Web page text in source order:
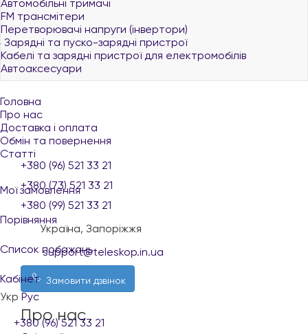
Автомобільні тримачі
FM трансмітери
Перетворювачі напруги (інвертори)
Зарядні та пуско-зарядні пристрої
Кабелі та зарядні пристрої для електромобілів
Автоаксесуари
Головна
Про нас
Доставка і оплата
Обмін та повернення
Статті
Мої замовлення
Порівняння
Список побажань
Кабінет
Укр Рус
+380 (96) 521 33 21
+380 (96) 521 33 21
+380 (73) 521 33 21
+380 (99) 521 33 21
Україна, Запоріжжя
support@teleskop.in.ua
Замовити дзвінок
Про нас